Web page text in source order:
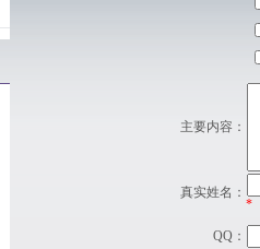
主要内容：
真实姓名：
*
QQ：